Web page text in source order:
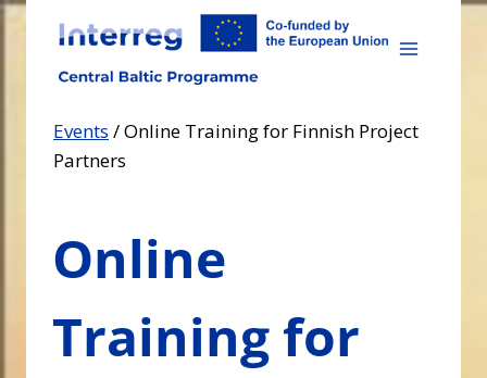
Skip
content
Events /Online Training for Finnish Project
Partners
Online
Training for